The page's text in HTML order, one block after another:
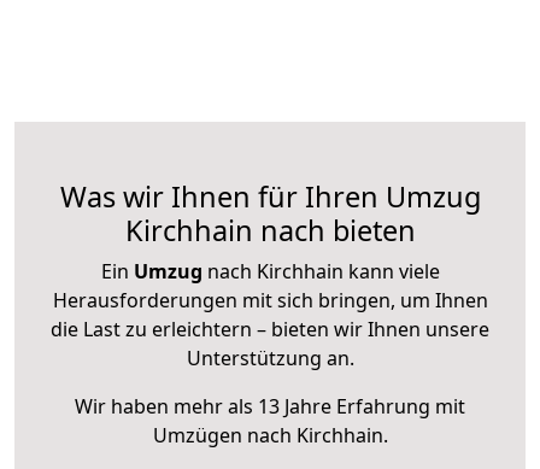
Was wir Ihnen für Ihren Umzug
Kirchhain nach bieten
Ein Umzug nach Kirchhain kann viele
Herausforderungen mit sich bringen, um Ihnen
die Last zu erleichtern – bieten wir Ihnen unsere
Unterstützung an.
Wir haben mehr als 13 Jahre Erfahrung mit
Umzügen nach Kirchhain.